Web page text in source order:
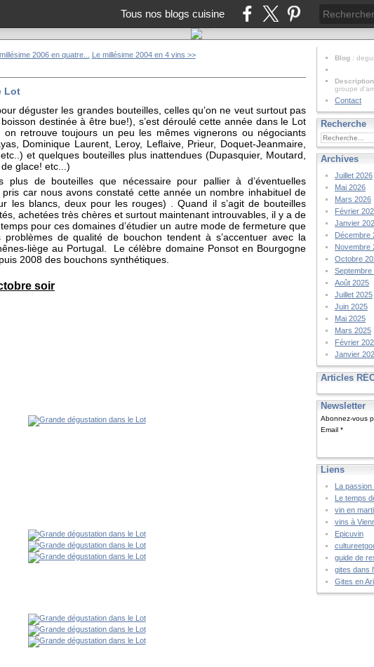
Tous nos blogs cuisine
2006 en quatre... Le millésime 2004 en 4 vins >>
Lot
déguster les grandes bouteilles, celles qu’on ne veut surtout pas
destinée à être bue!), s’est déroulé cette année dans le Lot
on retrouve toujours un peu les mêmes vignerons ou négociants
Dominique Laurent, Leroy, Leflaive, Prieur, Doquet-Jeanmaire,
et quelques bouteilles plus inattendues (Dupasquier, Moutard,
glace! etc...)
plus de bouteilles que nécessaire pour pallier à d’éventuelles
car nous avons constaté cette année un nombre inhabituel de
les blancs, deux pour les rouges) . Quand il s’agit de bouteilles
achetées très chères et surtout maintenant introuvables, il y a de
pour ces domaines d’étudier un autre mode de fermeture que
de qualité de bouchon tendent à s’accentuer avec la
liège au Portugal. Le célèbre domaine Ponsot en Bourgogne
2008 des bouchons synthétiques.
soir
Blog :
Description
groupe
Contact
Recherche
Archives
Juillet 2026
Mai 2026
Mars 2026
Février
Janvier
Décembre
Novembre
Octobre
Septembre
Août 2025
Juillet 2025
Juin 2025
Mai 2025
Mars 2025
Février
Janvier
Articles
Newsletter
Abonnez-vous
Email
Liens
La passion
Le temps
vin en
vins à
Epicuvin
guide de
gites dans
Gites en